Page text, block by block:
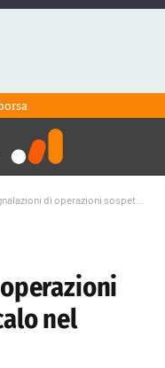
di operazioni sospette ancora in calo nel primo semestre
nel